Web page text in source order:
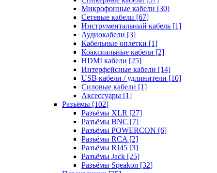
Микрофонные кабели [30]
Сетевые кабели [67]
Инструментальный кабель [1]
Аудиокабели [3]
Кабельные оплетки [1]
Коаксиальные кабели [2]
HDMI кабели [25]
Интерфейсные кабели [14]
USB кабели / удлинители [10]
Силовые кабели [1]
Аксессуары [1]
Разъёмы [102]
Разъёмы XLR [27]
Разъёмы BNC [7]
Разъёмы POWERCON [6]
Разъёмы RCA [2]
Разъёмы RJ45 [3]
Разъёмы Jack [25]
Разъёмы Speakon [32]